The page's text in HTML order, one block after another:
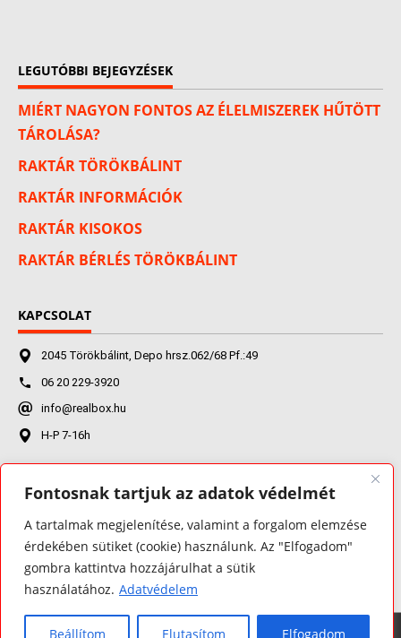
Fontosnak tartjuk az adatok védelmét
A tartalmak megjelenítése, valamint a forgalom elemzése
érdekében sütiket (cookie) használunk. Az "Elfogadom"
gombra kattintva hozzájárulhat a sütik
használatához. Adatvédelem
Beállítom Elutasítom Elfogadom
LEGUTÓBBI BEJEGYZÉSEK
MIÉRT NAGYON FONTOS AZ ÉLELMISZEREK HŰTÖTT
TÁROLÁSA?
RAKTÁR TÖRÖKBÁLINT
RAKTÁR INFORMÁCIÓK
RAKTÁR KISOKOS
RAKTÁR BÉRLÉS TÖRÖKBÁLINT
KAPCSOLAT
2045 Törökbálint, Depo hrsz.062/68 Pf.:49
06 20 229-3920
info@realbox.hu
H-P 7-16h
FACEBOOK